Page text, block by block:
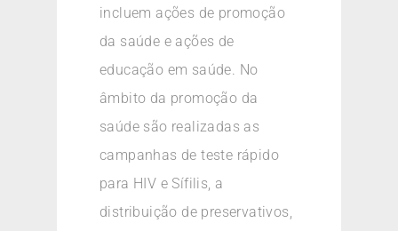
incluem ações de promoção
da saúde e ações de
educação em saúde. No
âmbito da promoção da
saúde são realizadas as
campanhas de teste rápido
para HIV e Sífilis, a
distribuição de preservativos,